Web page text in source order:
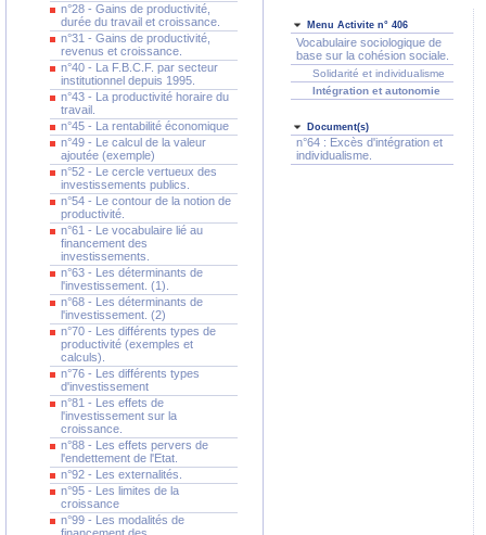
n°28 - Gains de productivité,
durée du travail et croissance.
n°31 - Gains de productivité,
revenus et croissance.
n°40 - La F.B.C.F. par secteur
institutionnel depuis 1995.
n°43 - La productivité horaire du
travail.
n°45 - La rentabilité économique
n°49 - Le calcul de la valeur
ajoutée (exemple)
n°52 - Le cercle vertueux des
investissements publics.
n°54 - Le contour de la notion de
productivité.
n°61 - Le vocabulaire lié au
financement des
investissements.
n°63 - Les déterminants de
l'investissement. (1).
n°68 - Les déterminants de
l'investissement. (2)
n°70 - Les différents types de
productivité (exemples et
calculs).
n°76 - Les différents types
d'investissement
n°81 - Les effets de
l'investissement sur la
croissance.
n°88 - Les effets pervers de
l'endettement de l'Etat.
n°92 - Les externalités.
n°95 - Les limites de la
croissance
n°99 - Les modalités de
Menu Activite n° 406
Vocabulaire sociologique de
base sur la cohésion sociale.
Solidarité et individualisme
Intégration et autonomie
Document(s)
n°64 : Excès d'intégration et
individualisme.